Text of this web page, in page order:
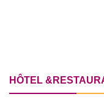
HÔTEL